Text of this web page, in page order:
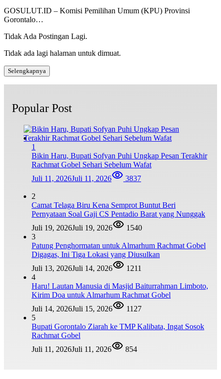
GOSULUT.ID – Komisi Pemilihan Umum (KPU) Provinsi
Gorontalo…
Tidak Ada Postingan Lagi.
Tidak ada lagi halaman untuk dimuat.
Selengkapnya
Popular Post
1
Bikin Haru, Bupati Sofyan Puhi Ungkap Pesan Terakhir
Rachmat Gobel Sehari Sebelum Wafat
Juli 11, 2026Juli 11, 2026 3837
2
Camat Telaga Biru Kena Semprot Buntut Beri
Pernyataan Soal Gaji CS Pentadio Barat yang Nunggak
Juli 19, 2026Juli 19, 2026
1540
3
Patung Penghormatan untuk Almarhum Rachmat Gobel
Digagas, Ini Tiga Lokasi yang Diusulkan
Juli 13, 2026Juli 14, 2026
1211
4
Haru! Lautan Manusia di Masjid Baiturrahman Limboto,
Kirim Doa untuk Almarhum Rachmat Gobel
Juli 14, 2026Juli 15, 2026
1127
5
Bupati Gorontalo Ziarah ke TMP Kalibata, Ingat Sosok
Rachmat Gobel
Juli 11, 2026Juli 11, 2026 854